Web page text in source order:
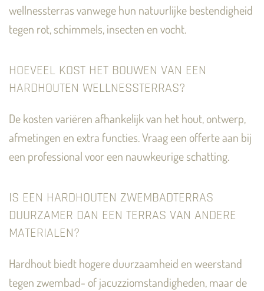
wellnessterras vanwege hun natuurlijke bestendigheid
tegen rot, schimmels, insecten en vocht.
HOEVEEL KOST HET BOUWEN VAN EEN
HARDHOUTEN WELLNESSTERRAS?
De kosten variëren afhankelijk van het hout, ontwerp,
afmetingen en extra functies. Vraag een offerte aan bij
een professional voor een nauwkeurige schatting.
IS EEN HARDHOUTEN ZWEMBADTERRAS
DUURZAMER DAN EEN TERRAS VAN ANDERE
MATERIALEN?
Hardhout biedt hogere duurzaamheid en weerstand
tegen zwembad- of jacuzziomstandigheden, maar de